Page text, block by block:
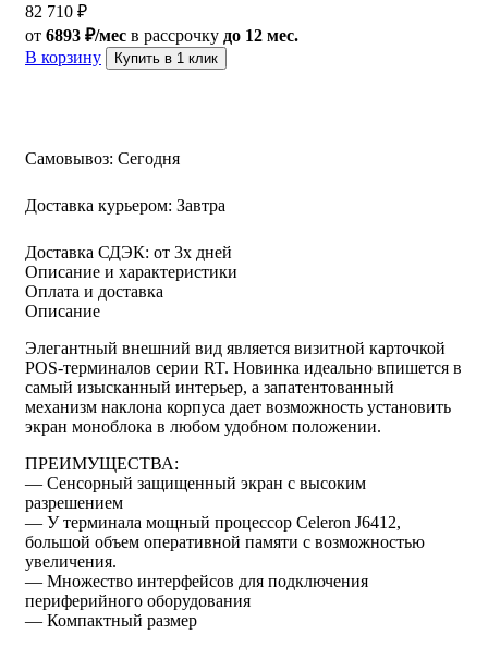
82 710 ₽
от 6893 ₽/мес в рассрочку до 12 мес.
В корзину
Купить в 1 клик
Самовывоз: Сегодня
Доставка курьером: Завтра
Доставка СДЭК: от 3х дней
Описание и характеристики
Оплата и доставка
Описание
Элегантный внешний вид является визитной карточкой
POS-терминалов серии RT. Новинка идеально впишется в
самый изысканный интерьер, а запатентованный
механизм наклона корпуса дает возможность установить
экран моноблока в любом удобном положении.
ПРЕИМУЩЕСТВА:
— Сенсорный защищенный экран с высоким
разрешением
— У терминала мощный процессор Celeron J6412,
большой объем оперативной памяти с возможностью
увеличения.
— Множество интерфейсов для подключения
периферийного оборудования
— Компактный размер